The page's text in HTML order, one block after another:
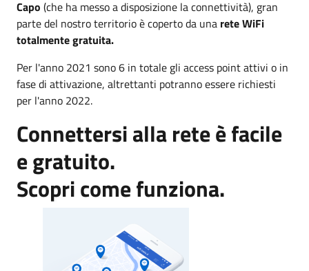
Capo (che ha messo a disposizione la connettività), gran
parte del nostro territorio è coperto da una rete WiFi
totalmente gratuita.
Per l'anno 2021 sono 6 in totale gli access point attivi o in
fase di attivazione, altrettanti potranno essere richiesti
per l'anno 2022.
Connettersi alla rete è facile
e gratuito.
Scopri come funziona.